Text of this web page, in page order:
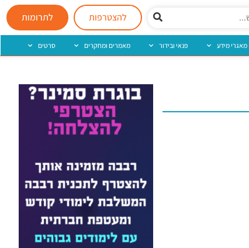
להצטרפות לתרומות
מאגרי מידע פנאי ובידור מאמרים ומחקרים סרטים